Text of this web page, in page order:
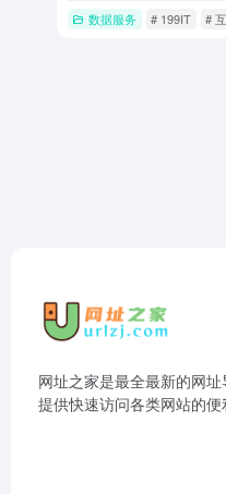
数据服务 # 199IT #
网址之家是最全最新的网
提供快速访问各类网站的便